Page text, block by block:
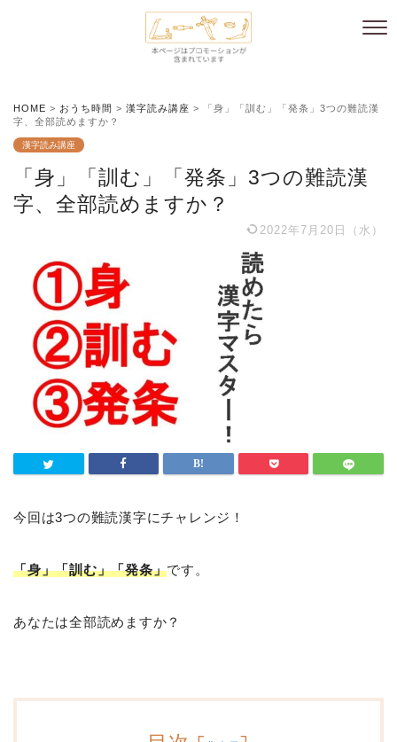
HOME > おうち時間 > 漢字読み講座 >
「身」「訓む」「発条」3つの難読漢
字、全部読めますか？
漢字読み講座
「身」「訓む」「発条」3つの難読漢
字、全部読めますか？
2022年7月20日（水）
今回は3つの難読漢字にチャレンジ！
「身」「訓む」「発条」です。
あなたは全部読めますか？